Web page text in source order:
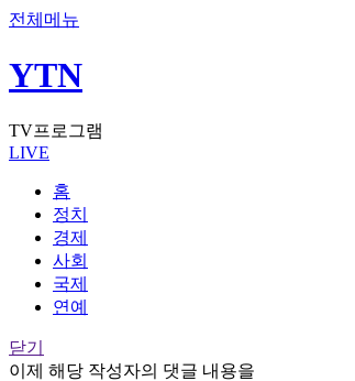
전체메뉴
YTN
TV프로그램
LIVE
홈
정치
경제
사회
국제
연예
닫기
이제 해당 작성자의 댓글 내용을